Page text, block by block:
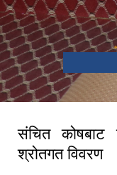
संचित कोषबाट
श्रोतगत विवरण